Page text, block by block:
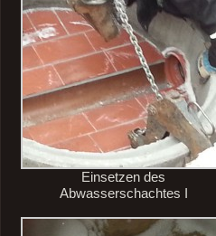
Einsetzen des
Abwasserschachtes I